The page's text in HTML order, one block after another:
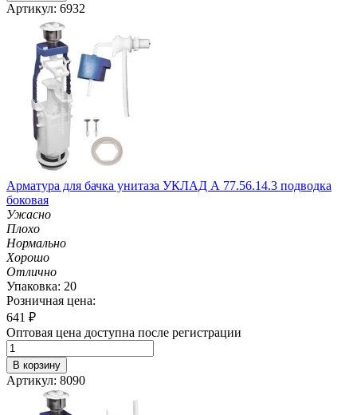
Артикул: 6932
Арматура для бачка унитаза УКЛАД А 77.56.14.3 подводка
боковая
Ужасно
Плохо
Нормально
Хорошо
Отлично
Упаковка: 20
Розничная цена:
641 ₽
Оптовая цена доступна после регистрации
В корзину
Артикул: 8090